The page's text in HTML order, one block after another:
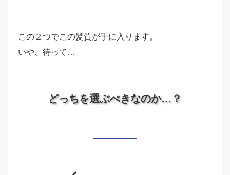
この２つでこの髪質が手に入ります。
いや、待って…
どっちを選ぶべきなのか…？